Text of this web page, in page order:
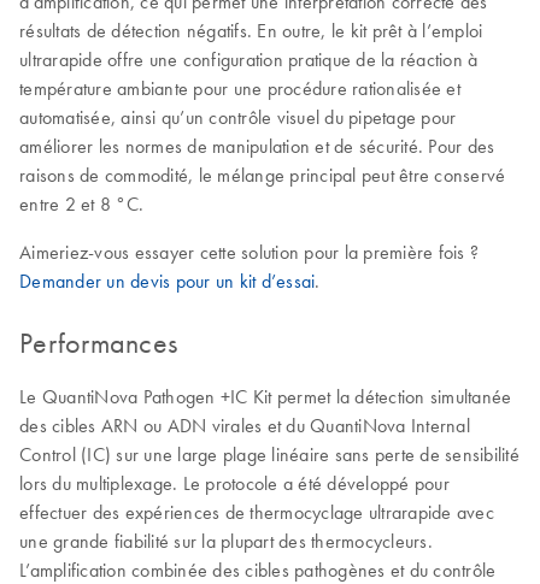
résultats de détection négatifs. En outre, le kit prêt à l’emploi
ultrarapide offre une configuration pratique de la réaction à
température ambiante pour une procédure rationalisée et
automatisée, ainsi qu’un contrôle visuel du pipetage pour
améliorer les normes de manipulation et de sécurité. Pour des
raisons de commodité, le mélange principal peut être conservé
entre 2 et 8 °C.
Aimeriez-vous essayer cette solution pour la première fois ?
Demander un devis pour un kit d’essai.
Performances
Le QuantiNova Pathogen +IC Kit permet la détection simultanée
des cibles ARN ou ADN virales et du QuantiNova Internal
Control (IC) sur une large plage linéaire sans perte de sensibilité
lors du multiplexage. Le protocole a été développé pour
effectuer des expériences de thermocyclage ultrarapide avec
une grande fiabilité sur la plupart des thermocycleurs.
L’amplification combinée des cibles pathogènes et du contrôle